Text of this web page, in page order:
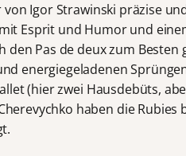
Igor Strawinski präzise
Esprit und Humor und
den Pas de deux zum
energiegeladenen
(hier zwei Hausdebüts,
haben die